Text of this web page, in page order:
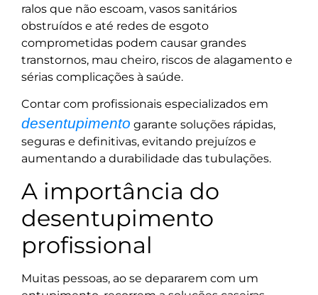
ralos que não escoam, vasos sanitários
obstruídos e até redes de esgoto
comprometidas podem causar grandes
transtornos, mau cheiro, riscos de alagamento e
sérias complicações à saúde.
Contar com profissionais especializados em
desentupimento garante soluções rápidas,
seguras e definitivas, evitando prejuízos e
aumentando a durabilidade das tubulações.
A importância do
desentupimento
profissional
Muitas pessoas, ao se depararem com um